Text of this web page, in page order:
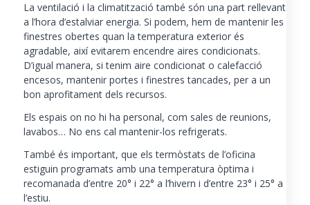
La ventilació i la climatització també són una part rellevant
a l’hora d’estalviar energia. Si podem, hem de mantenir les
finestres obertes quan la temperatura exterior és
agradable, així evitarem encendre aires condicionats.
D’igual manera, si tenim aire condicionat o calefacció
encesos, mantenir portes i finestres tancades, per a un
bon aprofitament dels recursos.
Els espais on no hi ha personal, com sales de reunions,
lavabos… No ens cal mantenir-los refrigerats.
També és important, que els termòstats de l’oficina
estiguin programats amb una temperatura òptima i
recomanada d’entre 20° i 22° a l’hivern i d’entre 23° i 25° a
l’estiu.